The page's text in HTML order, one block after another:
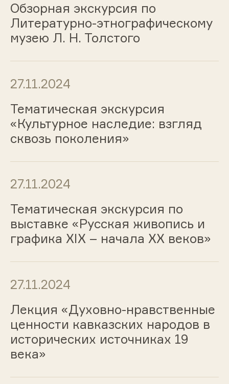
Обзорная экскурсия по
Литературно-этнографическому
музею Л. Н. Толстого
27.11.2024
Тематическая экскурсия
«Культурное наследие: взгляд
сквозь поколения»
27.11.2024
Тематическая экскурсия по
выставке «Русская живопись и
графика ХIХ – начала ХХ веков»
27.11.2024
Лекция «Духовно-нравственные
ценности кавказских народов в
исторических источниках 19
века»